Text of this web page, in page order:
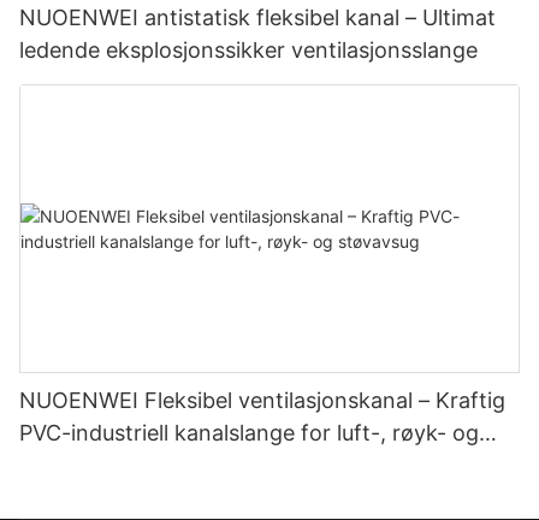
NUOENWEI antistatisk fleksibel kanal – Ultimat
ledende eksplosjonssikker ventilasjonsslange
NUOENWEI Fleksibel ventilasjonskanal – Kraftig
PVC-industriell kanalslange for luft-, røyk- og